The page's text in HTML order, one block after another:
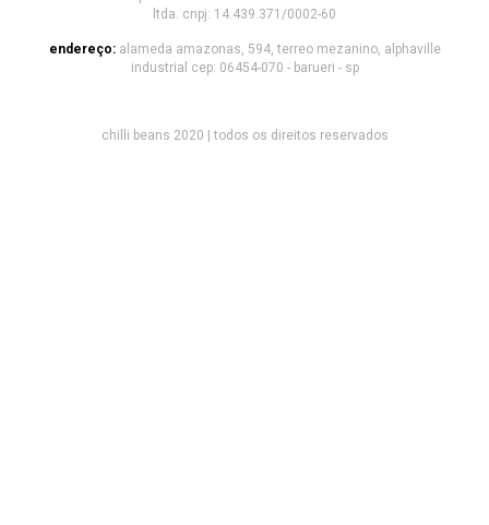
ltda. cnpj: 14.439.371/0002-60
endereço: alameda amazonas, 594, terreo mezanino, alphaville
industrial cep: 06454-070 - barueri - sp
chilli beans 2020 | todos os direitos reservados